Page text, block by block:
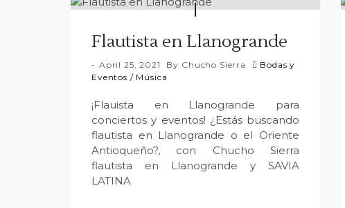
Flautista en Llanogrande
April 25, 2021 By Chucho Sierra
Bodas y
Eventos / Música
¡Flauista en Llanogrande para
conciertos y eventos! ¿Estás buscando
flautista en Llanogrande o el Oriente
Antioqueño?, con Chucho Sierra
flautista en Llanogrande y SAVIA
LATINA